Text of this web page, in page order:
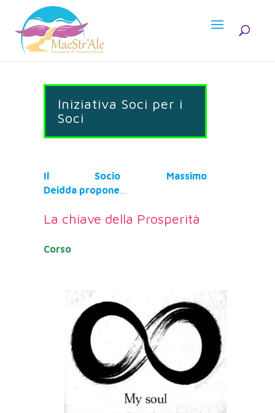
Iniziativa Soci per i
Soci
Il Socio Massimo
Deiddapropone
La chiave della Prosperità
Corso